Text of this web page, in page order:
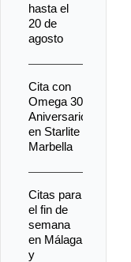
hasta el
20 de
agosto
Cita con
Omega 30
Aniversario
en Starlite
Marbella
Citas para
el fin de
semana
en Málaga
y